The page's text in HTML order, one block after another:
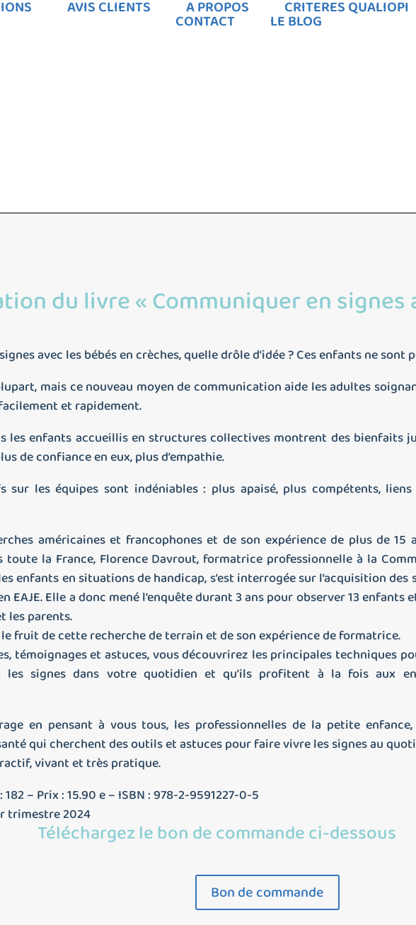
AVIS CLIENTS A PROPOS CRITERES QUALIOPI
CONTACT LE BLOG
du livre « Communiquer en signes
avec les bébés en crèches, quelle drôle d’idée ? Ces enfants ne sont
mais ce nouveau moyen de communication aide les adultes
et rapidement.
les enfants accueillis en structures collectives montrent des bienfaits
de confiance en eux, plus d’empathie.
sur les équipes sont indéniables : plus apaisé, plus compétents,
américaines et francophones et de son expérience de plus de 15
toute la France, Florence Davrout, formatrice professionnelle à la
enfants en situations de handicap, s’est interrogée sur l’acquisition des
EAJE. Elle a donc mené l’enquête durant 3 ans pour observer 13 enfants
les parents.
fruit de cette recherche de terrain et de son expérience de formatrice.
témoignages et astuces, vous découvrirez les principales techniques
les signes dans votre quotidien et qu’ils profitent à la fois aux
en pensant à vous tous, les professionnelles de la petite
qui cherchent des outils et astuces pour faire vivre les signes au
vivant et très pratique.
– Prix : 15.90 e – ISBN : 978-2-9591227-0-5
trimestre 2024
Téléchargez le bon de commande ci-dessous
Bon de commande